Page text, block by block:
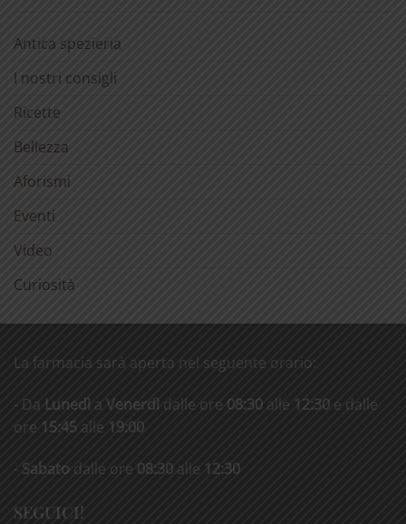
Antica spezieria
I nostri consigli
Ricette
Bellezza
Aforismi
Eventi
Video
Curiosità
La farmacia sarà aperta nel seguente orario:
- Da Lunedì a Venerdì dalle ore 08:30 alle 12:30 e dalle
ore 15:45 alle 19:00
- Sabato dalle ore 08:30 alle 12:30
SEGUICI!